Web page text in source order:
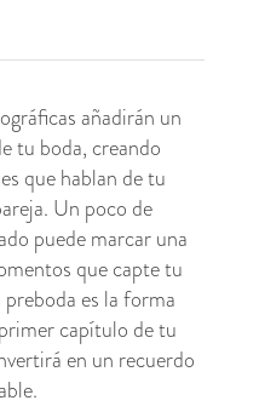
añadirán un
tu boda, creando
que hablan de tu
Un poco de
puede marcar una
que capte tu
es la forma
capítulo de tu
en un recuerdo